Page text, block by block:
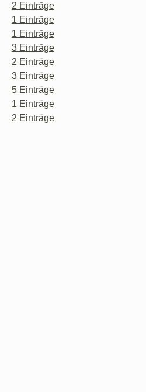
2 Einträge
1 Einträge
1 Einträge
3 Einträge
2 Einträge
3 Einträge
5 Einträge
1 Einträge
2 Einträge